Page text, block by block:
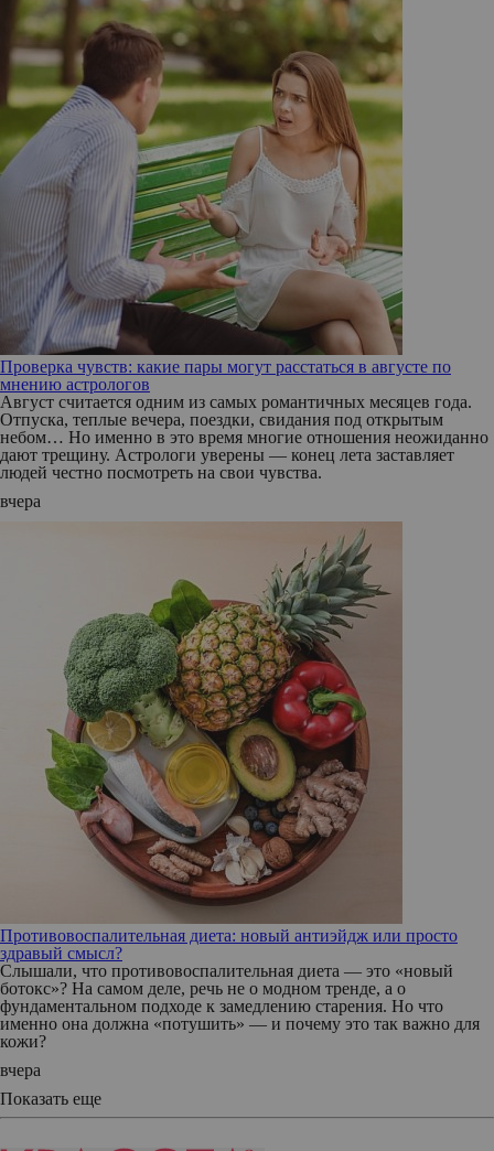
Проверка чувств: какие пары могут расстаться в августе по
мнению астрологов
Август считается одним из самых романтичных месяцев года.
Отпуска, теплые вечера, поездки, свидания под открытым
небом… Но именно в это время многие отношения неожиданно
дают трещину. Астрологи уверены — конец лета заставляет
людей честно посмотреть на свои чувства.
вчера
Противовоспалительная диета: новый антиэйдж или просто
здравый смысл?
Слышали, что противовоспалительная диета — это «новый
ботокс»? На самом деле, речь не о модном тренде, а о
фундаментальном подходе к замедлению старения. Но что
именно она должна «потушить» — и почему это так важно для
кожи?
вчера
Показать еще